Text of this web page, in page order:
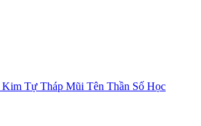
Tự Tháp Mũi Tên Thần Số Học